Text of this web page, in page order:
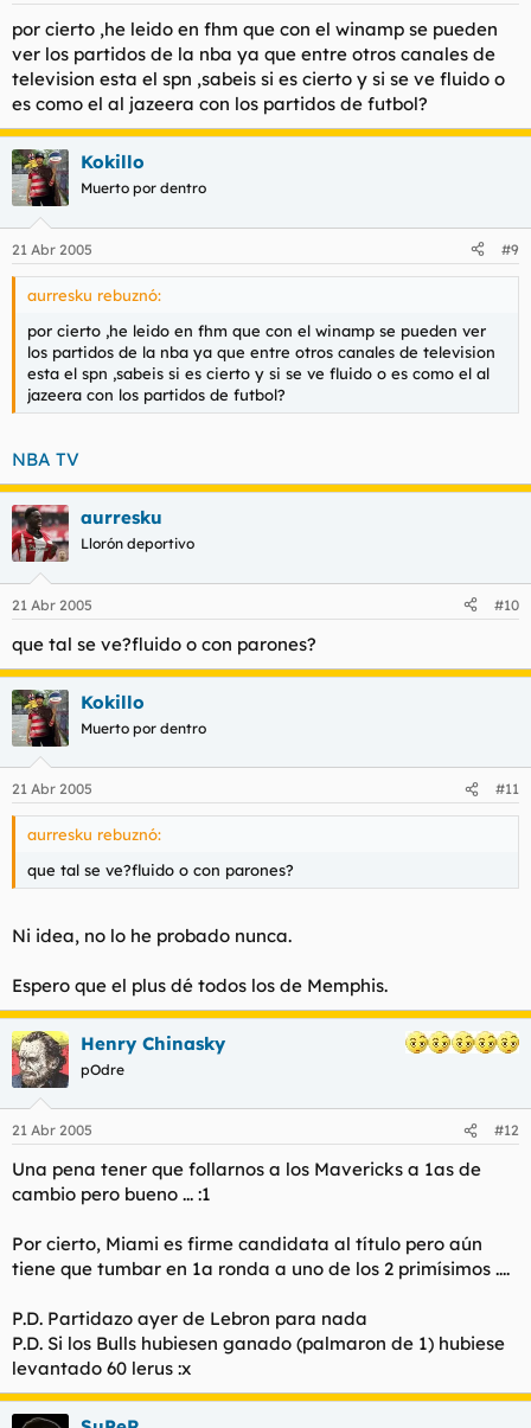
por cierto ,he leido en fhm que con el winamp se pueden
ver los partidos de la nba ya que entre otros canales de
television esta el spn ,sabeis si es cierto y si se ve fluido o
es como el al jazeera con los partidos de futbol?
Kokillo
Muerto por dentro
21 Abr 2005 #9
aurresku rebuznó:
por cierto ,he leido en fhm que con el winamp se pueden ver
los partidos de la nba ya que entre otros canales de television
esta el spn ,sabeis si es cierto y si se ve fluido o es como el al
jazeera con los partidos de futbol?
NBA TV
aurresku
Llorón deportivo
21 Abr 2005 #10
que tal se ve?fluido o con parones?
Kokillo
Muerto por dentro
21 Abr 2005 #11
aurresku rebuznó:
que tal se ve?fluido o con parones?
Ni idea, no lo he probado nunca.
Espero que el plus dé todos los de Memphis.
Henry Chinasky
pOdre
21 Abr 2005 #12
Una pena tener que follarnos a los Mavericks a 1as de
cambio pero bueno ... :1
Por cierto, Miami es firme candidata al título pero aún
tiene que tumbar en 1a ronda a uno de los 2 primísimos ....
P.D. Partidazo ayer de Lebron para nada
P.D. Si los Bulls hubiesen ganado (palmaron de 1) hubiese
levantado 60 lerus :x